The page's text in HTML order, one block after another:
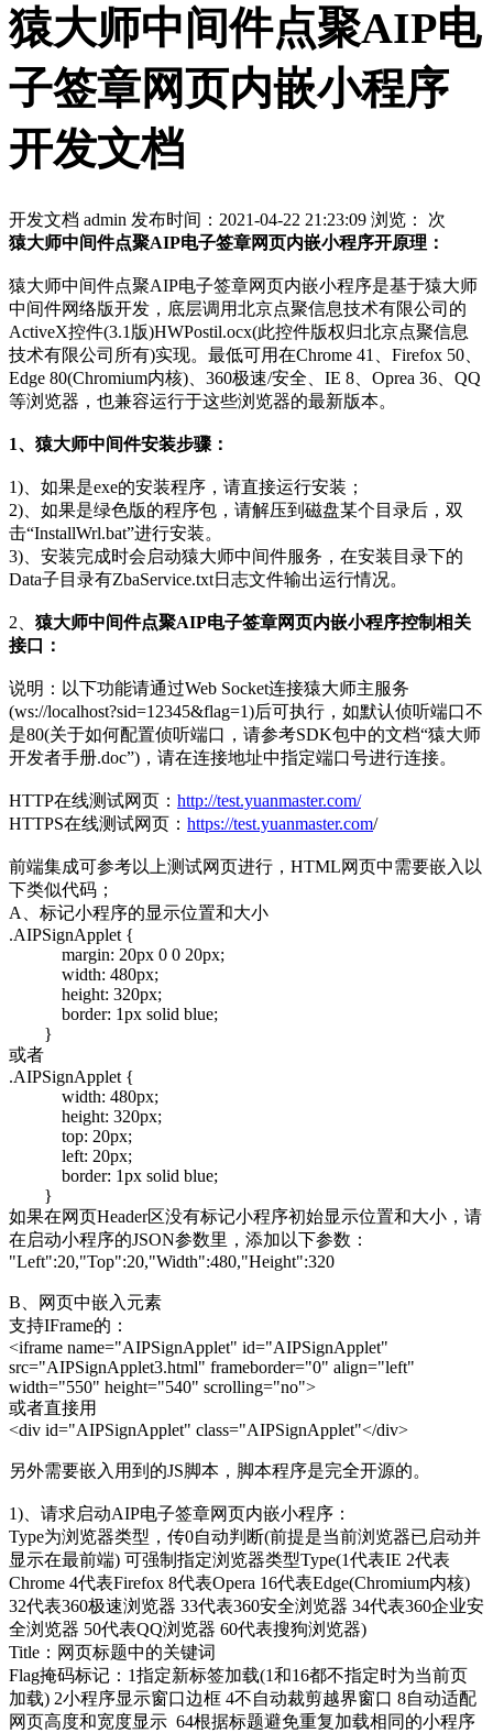
猿大师中间件点聚AIP电
子签章网页内嵌小程序
开发文档
开发文档 admin 发布时间：2021-04-22 21:23:09 浏览：
次
猿大师中间件点聚AIP电子签章网页内嵌小程序开原理：
猿大师中间件点聚AIP电子签章网页内嵌小程序是基于猿大师
中间件网络版开发，底层调用北京点聚信息技术有限公司的
ActiveX控件(3.1版)HWPostil.ocx(此控件版权归北京点聚信息
技术有限公司所有)实现。最低可用在Chrome 41、Firefox 50、
Edge 80(Chromium内核)、360极速/安全、IE 8、Oprea 36、QQ
等浏览器，也兼容运行于这些浏览器的最新版本。
1、猿大师中间件安装步骤：
1)、如果是exe的安装程序，请直接运行安装；
2)、如果是绿色版的程序包，请解压到磁盘某个目录后，双
击“InstallWrl.bat”进行安装。
3)、安装完成时会启动猿大师中间件服务，在安装目录下的
Data子目录有ZbaService.txt日志文件输出运行情况。
2、 猿大师中间件点聚AIP电子签章网页内嵌小程序控制相关
接口：
说明：以下功能请通过Web Socket连接猿大师主服务
(ws://localhost?sid=12345&flag=1)后可执行，如默认侦听端口不
是80(关于如何配置侦听端口，请参考SDK包中的文档“猿大师
开发者手册.doc”)，请在连接地址中指定端口号进行连接。
HTTP在线测试网页： http://test.yuanmaster.com/
HTTPS在线测试网页： https://test.yuanmaster.com/
前端集成可参考以上测试网页进行，HTML网页中需要嵌入以
下类似代码；
A、标记小程序的显示位置和大小
.AIPSignApplet {
margin: 20px 0 0 20px;
width: 480px;
height: 320px;
border: 1px solid blue;
}
或者
.AIPSignApplet {
width: 480px;
height: 320px;
top: 20px;
left: 20px;
border: 1px solid blue;
}
如果在网页Header区没有标记小程序初始显示位置和大小，请
在启动小程序的JSON参数里，添加以下参数：
"Left":20,"Top":20,"Width":480,"Height":320
B、网页中嵌入元素
支持IFrame的：
<iframe name="AIPSignApplet" id="AIPSignApplet"
src="AIPSignApplet3.html" frameborder="0" align="left"
width="550" height="540" scrolling="no">
或者直接用
<div id="AIPSignApplet" class="AIPSignApplet"</div>
另外需要嵌入用到的JS脚本，脚本程序是完全开源的。
1)、请求启动AIP电子签章网页内嵌小程序：
Type为浏览器类型，传0自动判断(前提是当前浏览器已启动并
显示在最前端) 可强制指定浏览器类型Type(1代表IE 2代表
Chrome 4代表Firefox 8代表Opera 16代表Edge(Chromium内核)
32代表360极速浏览器 33代表360安全浏览器 34代表360企业安
全浏览器 50代表QQ浏览器 60代表搜狗浏览器)
Title：网页标题中的关键词
Flag掩码标记：1指定新标签加载(1和16都不指定时为当前页
加载) 2小程序显示窗口边框 4不自动裁剪越界窗口 8自动适配
网页高度和宽度显示 64根据标题避免重复加载相同的小程序